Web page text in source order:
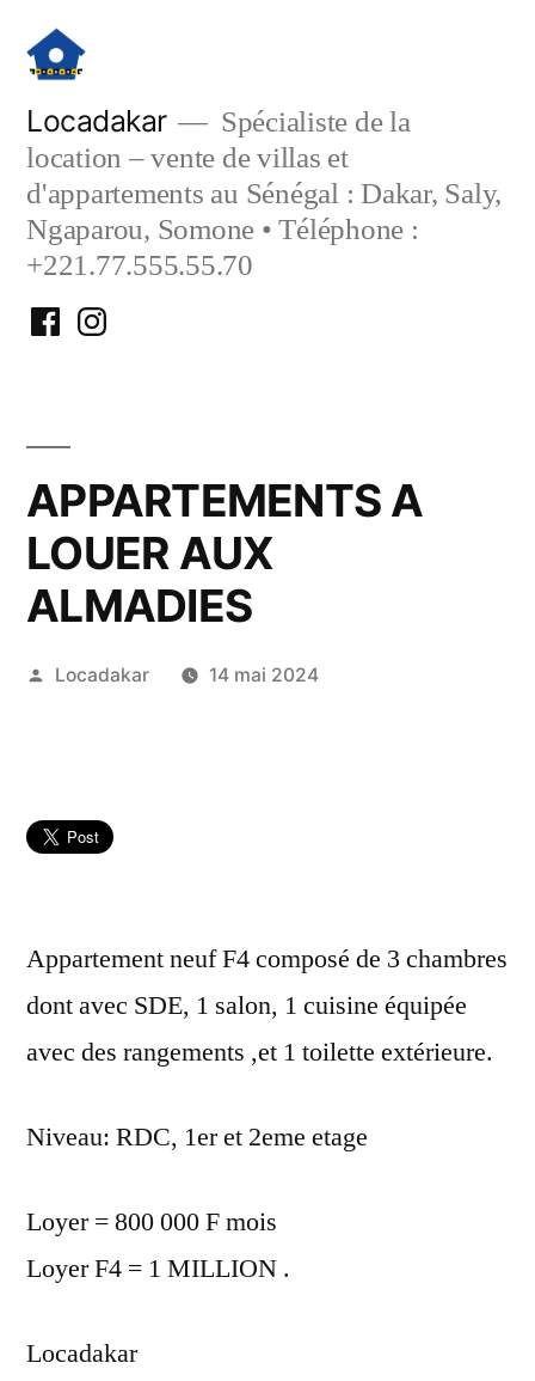
contenu
Locadakar
Spécialiste de la
location – vente de villas et
d'appartements au Sénégal : Dakar, Saly,
Ngaparou, Somone • Téléphone :
+221.77.555.55.70
FacebookInstagram
APPARTEMENTS A
LOUER AUX
ALMADIES
Publié
Locadakar 14 mai 2024
Appartement neuf F4 composé de 3 chambres
dont avec SDE, 1 salon, 1 cuisine équipée
avec des rangements ,et 1 toilette extérieure.
Niveau: RDC, 1er et 2eme etage
Loyer = 800 000 F mois
Loyer F4 = 1 MILLION .
Locadakar